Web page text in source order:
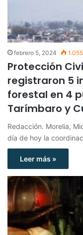
febrero 5, 2024 1.055
Protección
registraron 5
forestal en 4
Tarímbaro y
Redacción. Morelia,
día de hoy la
Leer más »